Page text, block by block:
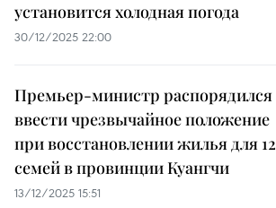
установится холодная погода
30/12/2025 22:00
Премьер-министр распорядился
ввести чрезвычайное положение
при восстановлении жилья для 12
семей в провинции Куангчи
13/12/2025 15:51